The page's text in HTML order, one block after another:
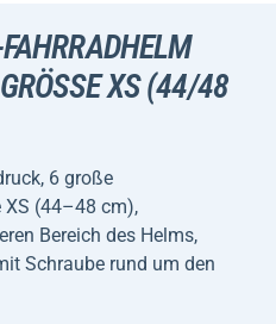
XS (44/48 C
6 große
(44–48 cm),
Bereich des Helms,
Schraube rund um den